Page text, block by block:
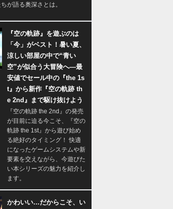
が語る奥深さとは。
『空の軌跡』を遊ぶのは
「今」がベスト！暑い夏、
涼しい部屋の中で“青い
空”が似合う大冒険へ―最
安値でセール中の『the 1s
t』から新作『空の軌跡 th
e 2nd』まで駆け抜けよう
『空の軌跡 the 2nd』の発売
が目前に迫る今こそ、『空の
軌跡 the 1st』から遊び始め
る絶好のタイミング！ 快適
になったゲームシステムや新
要素を交えながら、今遊びた
い本シリーズの魅力を紹介し
ます。
かわいい…だからこそ、い